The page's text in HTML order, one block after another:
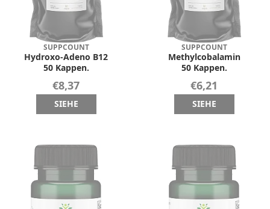
SUPPCOUNT
Hydroxo-Adeno B12
50 Kappen.
€8,37
SIEHE
SUPPCOUNT
Methylcobalamin
50 Kappen.
€6,21
SIEHE